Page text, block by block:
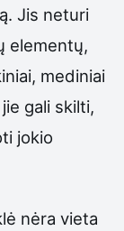
Jis neturi
elementų,
mediniai
gali skilti,
jokio
nėra vieta